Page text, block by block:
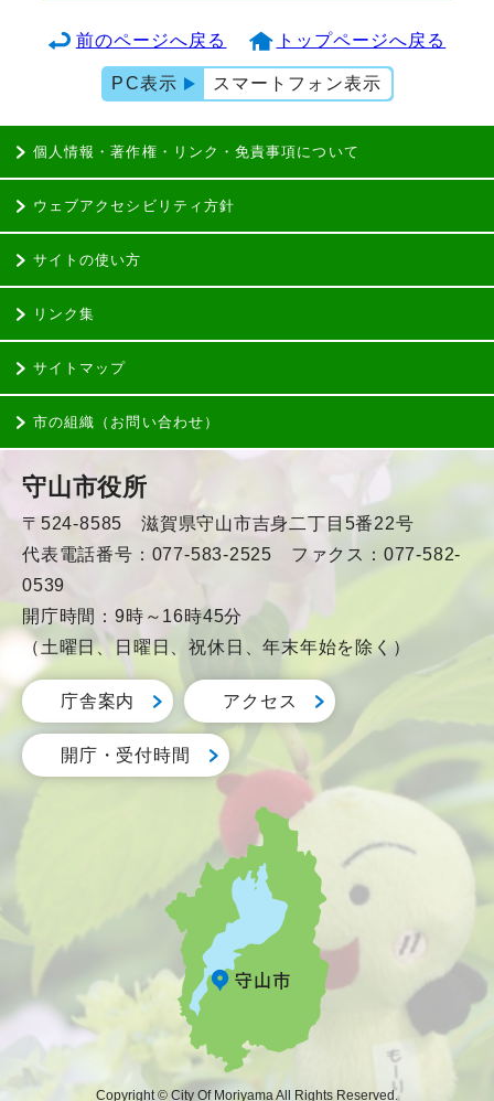
前のページへ戻る トップページへ戻る
PC表示 スマートフォン表示
個人情報・著作権・リンク・免責事項について
ウェブアクセシビリティ方針
サイトの使い方
リンク集
サイトマップ
市の組織（お問い合わせ）
守山市役所
〒524-8585 滋賀県守山市吉身二丁目5番22号
代表電話番号：077-583-2525 ファクス：077-582-
0539
開庁時間：9時～16時45分
（土曜日、日曜日、祝休日、年末年始を除く）
庁舎案内 アクセス
開庁・受付時間
Copyright © City Of Moriyama All Rights Reserved.